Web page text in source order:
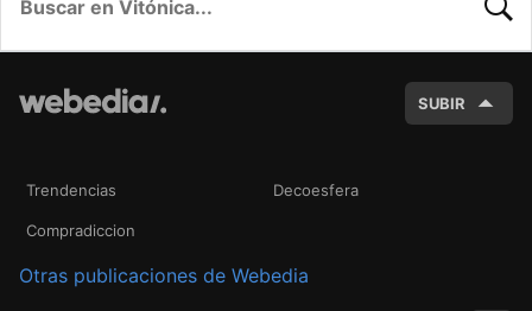
SUBIR
Trendencias Decoesfera
Compradiccion
Otras publicaciones de Webedia